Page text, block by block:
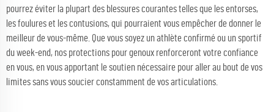
pourrez éviter la plupart des blessures courantes telles que les entorses,
les foulures et les contusions, qui pourraient vous empêcher de donner le
meilleur de vous-même. Que vous soyez un athlète confirmé ou un sportif
du week-end, nos protections pour genoux renforceront votre confiance
en vous, en vous apportant le soutien nécessaire pour aller au bout de vos
limites sans vous soucier constamment de vos articulations.